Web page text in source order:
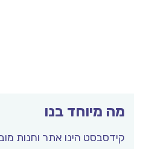
מה מיוחד בנו
קידסבסט הינו אתר וחנות